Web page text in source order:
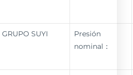
GRUPO SUYI
Presión
nominal：